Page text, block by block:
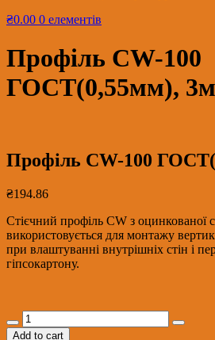
₴0.00 0 елементів
Профіль CW-100
ГОСТ(0,55мм), 3м
Профіль CW-100
₴194.86
Стієчний профіль CW з оцинкованої
використовується для монтажу
при влаштуванні внутрішніх стін і
гіпсокартону.
Профіль
CW-
Add to cart